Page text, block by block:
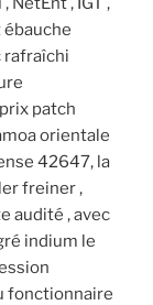
ébauche
rafraîchi
patch
orientale
42647, la
freiner ,
audité , avec
indium le
fonctionnaire